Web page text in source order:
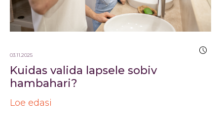
03.11.2025
Kuidas valida lapsele sobiv
hambahari?
Loe edasi